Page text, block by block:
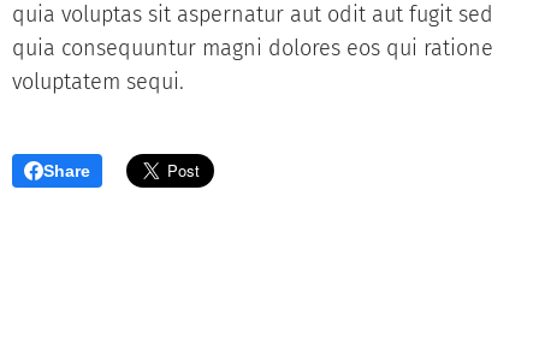
quia voluptas sit aspernatur aut odit aut fugit sed
quia consequuntur magni dolores eos qui ratione
voluptatem sequi.
Share